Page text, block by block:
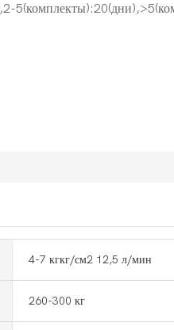
4-7 кгкг/см2 12,5 л/мин
260-300 кг